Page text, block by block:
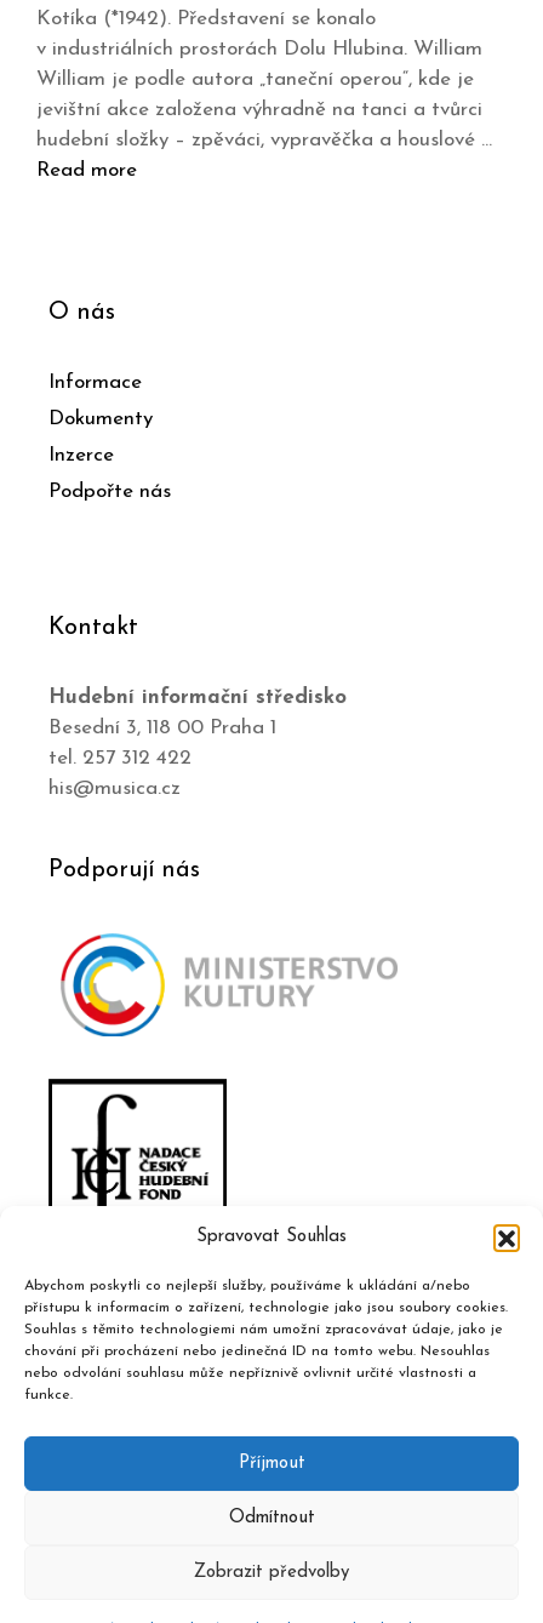
Spravovat Souhlas
Abychom poskytli co nejlepší služby, používáme k ukládání a/nebo
přístupu k informacím o zařízení, technologie jako jsou soubory cookies.
Souhlas s těmito technologiemi nám umožní zpracovávat údaje, jako je
chování při procházení nebo jedinečná ID na tomto webu. Nesouhlas
nebo odvolání souhlasu může nepříznivě ovlivnit určité vlastnosti a
funkce.
Příjmout
Odmítnout
Zobrazit předvolby
Kotíka (*1942). Představení se konalo
v industriálních prostorách Dolu Hlubina. William
William je podle autora „taneční operou“, kde je
jevištní akce založena výhradně na tanci a tvůrci
hudební složky – zpěváci, vypravěčka a houslové …
Read more
O nás
Informace
Dokumenty
Inzerce
Podpořte nás
Kontakt
Hudební informační středisko
Besední 3, 118 00 Praha 1
tel. 257 312 422
his@musica.cz
Podporují nás